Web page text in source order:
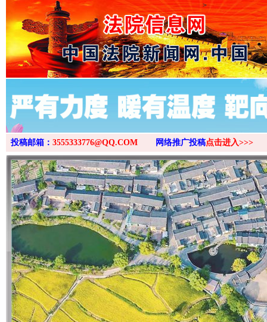
>
投稿邮箱： 3555333776@QQ.COM 网络推广投稿点击进入>>>